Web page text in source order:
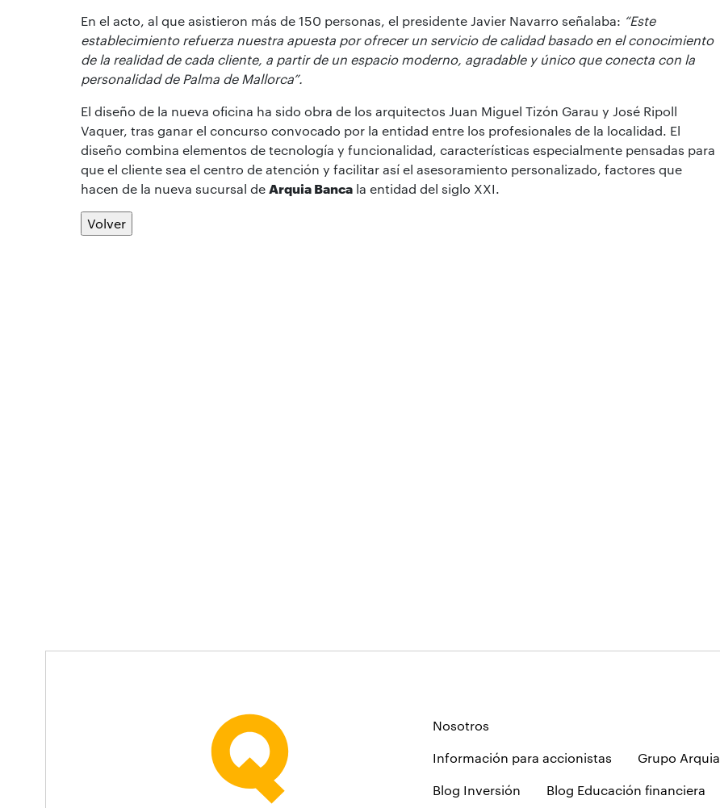
En el acto, al que asistieron más de 150 personas, el presidente Javier Navarro señalaba: “Este
establecimiento refuerza nuestra apuesta por ofrecer un servicio de calidad basado en el conocimiento
de la realidad de cada cliente, a partir de un espacio moderno, agradable y único que conecta con la
personalidad de Palma de Mallorca”.
El diseño de la nueva oficina ha sido obra de los arquitectos Juan Miguel Tizón Garau y José Ripoll
Vaquer, tras ganar el concurso convocado por la entidad entre los profesionales de la localidad. El
diseño combina elementos de tecnología y funcionalidad, características especialmente pensadas para
que el cliente sea el centro de atención y facilitar así el asesoramiento personalizado, factores que
hacen de la nueva sucursal de Arquia Banca la entidad del siglo XXI.
Volver
Nosotros
Información para accionistas Grupo Arquia
Blog Inversión Blog Educación financiera